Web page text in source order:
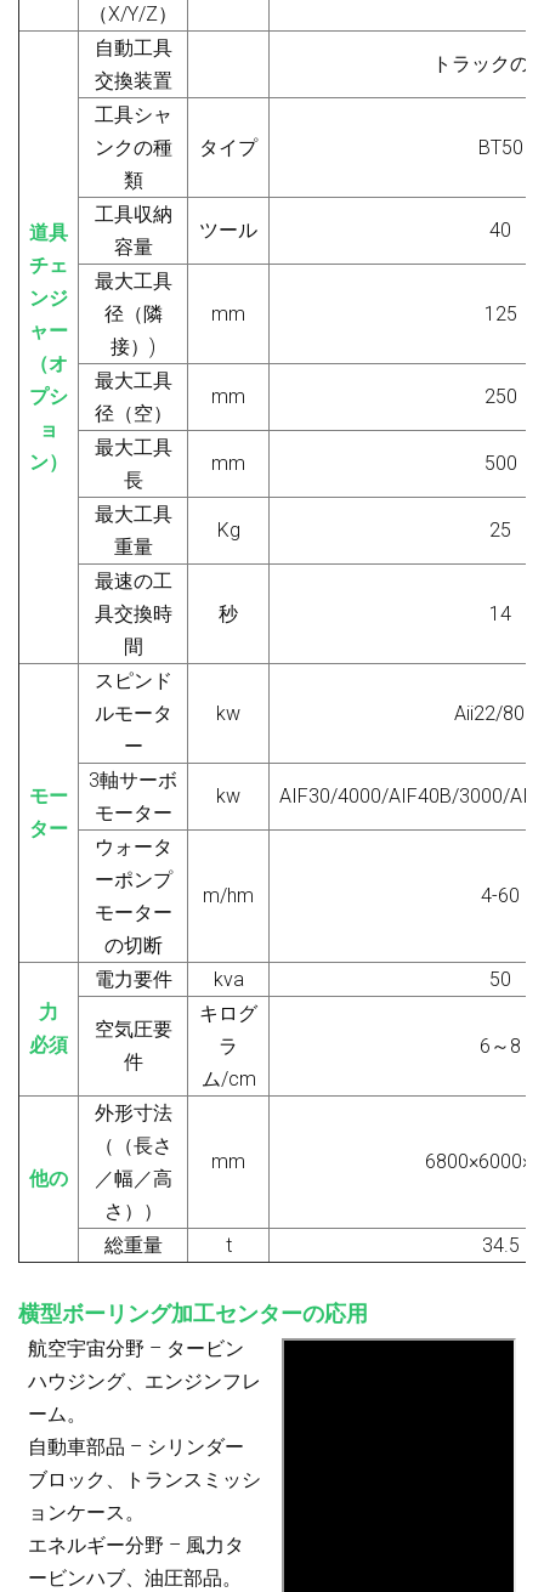
（X/Y/Z）
道具
チェ
ンジ
ャー
（オ
プシ
ョ
ン）
自動工具
交換装置
トラックの
工具シャ
ンクの種
類
タイプ BT50
工具収納
容量
ツール 40
最大工具
径（隣
接） )
mm 125
最大工具
径（空）
mm 250
最大工具
長
mm 500
最大工具
重量
Kg 25
最速の工
具交換時
間
秒 14
モー
ター
スピンド
ルモータ
ー
kw Aii22/
3軸サーボ
モーター
kw AIF30/4000/AIF40B/3000/AIF
ウォータ
ーポンプ
モーター
の切断
m/hm 4-60
力
必須
電力要件 kva 50
空気圧要
件
キログ
ラ
ム/cm
6～8
他の
外形寸法
（ （長さ
／幅／高
さ）
）
mm
総重量 t 34.5
横型ボーリング加工センターの応用
航空宇宙分野 – タービン
ハウジング、エンジンフレ
ーム。
自動車部品 – シリンダー
ブロック、トランスミッシ
ョンケース。
エネルギー分野 – 風力タ
ービンハブ、油圧部品。